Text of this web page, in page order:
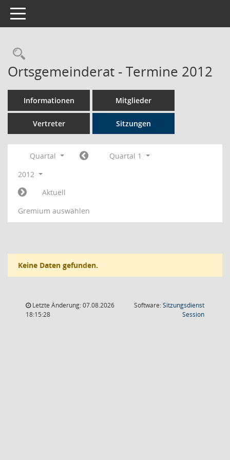
Toggle navigation
Rechercheauswahl
Ortsgemeinderat - Termine 2012
Informationen Mitglieder
Vertreter Sitzungen
Quartal
Quartal 1
2012
Aktuell
Gremium auswählen
Keine Daten gefunden.
Letzte Änderung: 07.08.2026
18:15:28
Software:Sitzungsdienst
Session(Wird in